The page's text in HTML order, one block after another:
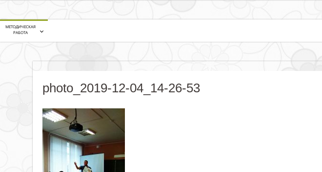
МЕТОДИЧЕСКАЯ
РАБОТА
photo_2019-12-04_14-26-53